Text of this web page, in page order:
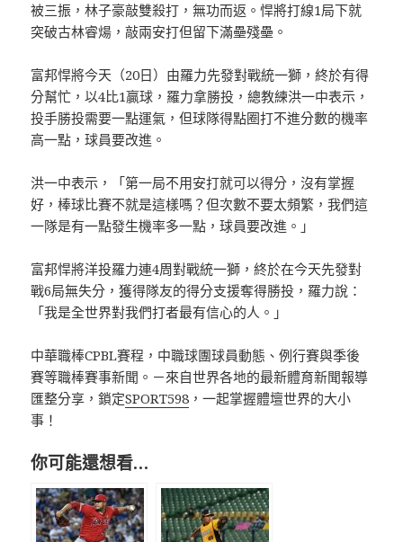
被三振，林子豪敲雙殺打，無功而返。悍將打線1局下就
突破古林睿煬，敲兩安打但留下滿壘殘壘。
富邦悍將今天（20日）由羅力先發對戰統一獅，終於有得
分幫忙，以4比1贏球，羅力拿勝投，總教練洪一中表示，
投手勝投需要一點運氣，但球隊得點圈打不進分數的機率
高一點，球員要改進。
洪一中表示，「第一局不用安打就可以得分，沒有掌握
好，棒球比賽不就是這樣嗎？但次數不要太頻繁，我們這
一隊是有一點發生機率多一點，球員要改進。」
富邦悍將洋投羅力連4周對戰統一獅，終於在今天先發對
戰6局無失分，獲得隊友的得分支援奪得勝投，羅力說：
「我是全世界對我們打者最有信心的人。」
中華職棒CPBL賽程，中職球團球員動態、例行賽與季後
賽等職棒賽事新聞。－來自世界各地的最新體育新聞報導
匯整分享，鎖定SPORT598 ，一起掌握體壇世界的大小
事！
你可能還想看…